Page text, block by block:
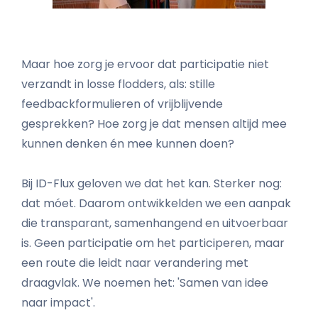
Maar hoe zorg je ervoor dat participatie niet
verzandt in losse flodders, als: stille
feedbackformulieren of vrijblijvende
gesprekken? Hoe zorg je dat mensen altijd mee
kunnen denken én mee kunnen doen?
Bij ID-Flux geloven we dat het kan. Sterker nog:
dat móet. Daarom ontwikkelden we een aanpak
die transparant, samenhangend en uitvoerbaar
is. Geen participatie om het participeren, maar
een route die leidt naar verandering met
draagvlak. We noemen het: 'Samen van idee
naar impact'.